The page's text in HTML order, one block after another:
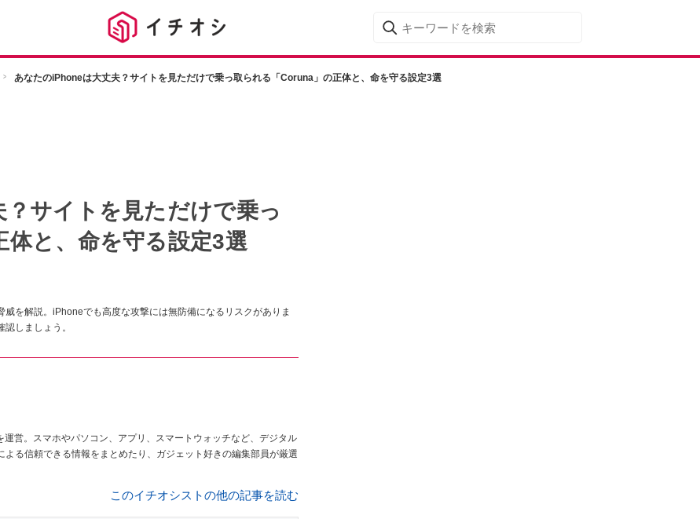
あなたのiPhoneは大丈夫？サイトを見ただけで乗っ取られる「Coruna」の正体と、命を守る設定3選
サイトを見ただけで乗っ
と、命を守る設定3選
を解説。iPhoneでも高度な攻撃には無防備になるリスクがありま
しましょう。
運営。スマホやパソコン、アプリ、スマートウォッチなど、デジタル
る信頼できる情報をまとめたり、ガジェット好きの編集部員が厳選
このイチオシストの他の記事を読む